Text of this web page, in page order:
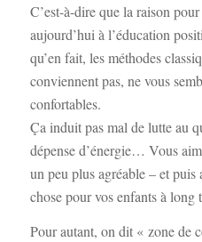
C’est-à-dire que la raison
aujourd’hui à l’éducation
qu’en fait, les méthodes
conviennent pas, ne vous
confortables.
Ça induit pas mal de lutte au
dépense d’énergie… Vous
un peu plus agréable – et puis
chose pour vos enfants à long
Pour autant, on dit « zone de